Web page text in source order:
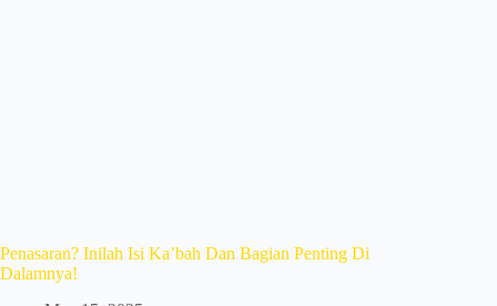
Penasaran? Inilah Isi Ka’bah Dan Bagian Penting Di
Dalamnya!